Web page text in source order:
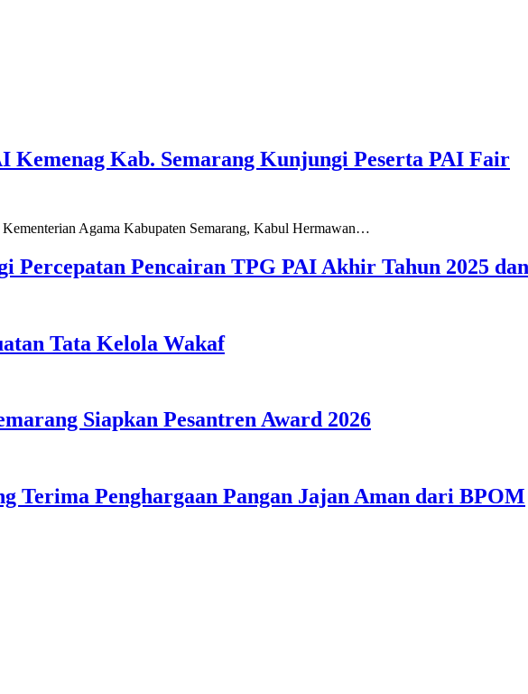
Kemenag Kab. Semarang Kunjungi Peserta PAI Fair
Agama Kabupaten Semarang, Kabul Hermawan…
Percepatan Pencairan TPG PAI Akhir Tahun 2025
Tata Kelola Wakaf
Siapkan Pesantren Award 2026
Terima Penghargaan Pangan Jajan Aman dari BPOM